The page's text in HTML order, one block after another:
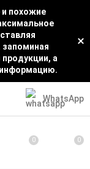
похожие
а
WhatsApp
0 0